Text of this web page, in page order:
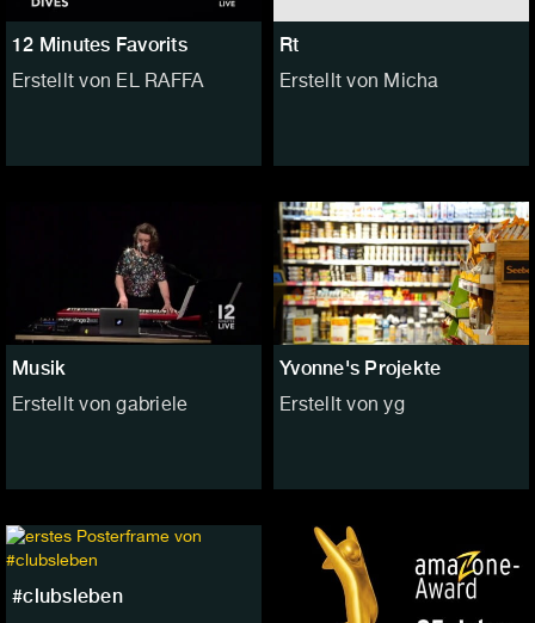
12 Minutes Favorits
Erstellt von EL RAFFA
Rt
Erstellt von Micha
Musik
Erstellt von gabriele
Yvonne's Projekte
Erstellt von yg
#clubsleben